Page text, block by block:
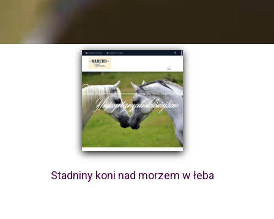
Stadniny koni nad morzem w łeba